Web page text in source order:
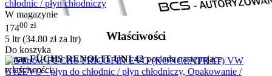
Właściwości
Smar FUCHS RENOLIT UNI 42 posiada następujące
właściwości:
chłodnic / płyn chłodniczy
W magazynie
17400 zł
5 ltr (34.80 złza ltr)
Do koszyka